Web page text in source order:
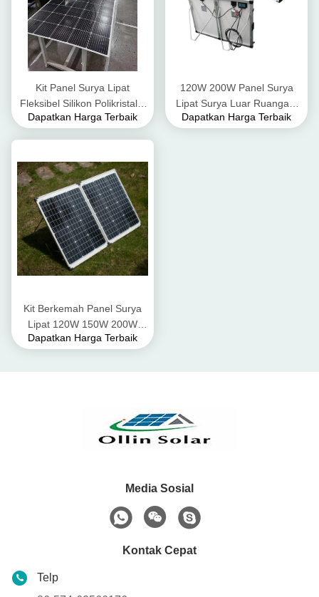
Kit Panel Surya Lipat
Fleksibel Silikon Polikristalin
100W 200W 300W
Dapatkan Harga Terbaik
120W 200W Panel Surya
Lipat Surya Luar Ruangan,
Panel Surya Lipat Portabel
Dapatkan Harga Terbaik
Kit Berkemah Panel Surya
Lipat 120W 150W 200W
300W
Dapatkan Harga Terbaik
Media Sosial
Kontak Cepat
Telp